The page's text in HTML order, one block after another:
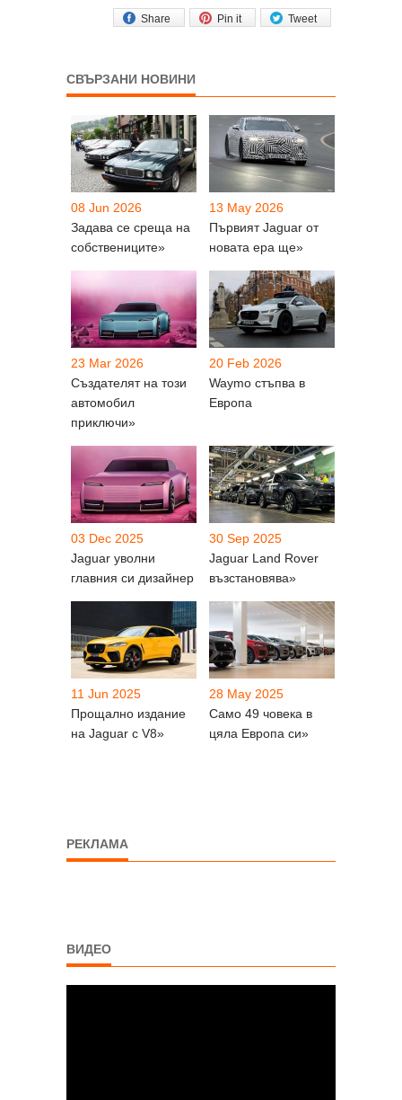
Tweet
Pin it
Share
СВЪРЗАНИ НОВИНИ
08 Jun 2026
Задава се среща на
собствениците»
13 May 2026
Първият Jaguar от
новата ера ще»
23 Mar 2026
Създателят на този
автомобил
приключи»
20 Feb 2026
Waymo стъпва в
Европа
03 Dec 2025
Jaguar уволни
главния си дизайнер
30 Sep 2025
Jaguar Land Rover
възстановява»
11 Jun 2025
Прощално издание
на Jaguar с V8»
28 May 2025
Само 49 човека в
цяла Европа си»
РЕКЛАМА
ВИДЕО